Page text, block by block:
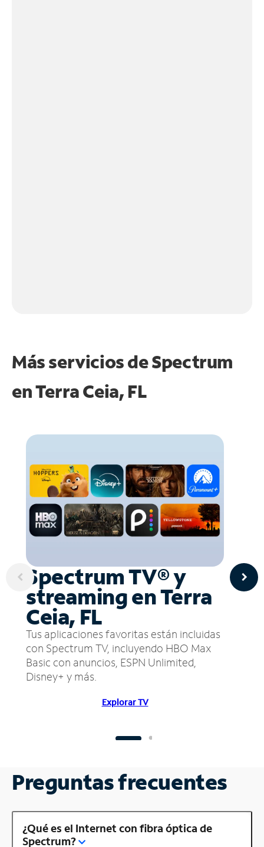
Más servicios de Spectrum
enTerra Ceia, FL
Spectrum TV® y
streaming en Terra
Ceia, FL
Tus aplicaciones favoritas están incluidas
con Spectrum TV, incluyendo HBO Max
Basic con anuncios, ESPN Unlimited,
Disney+ y más.
Explorar TV
Preguntas frecuentes
¿Qué es el Internet con fibra óptica de
Spectrum?